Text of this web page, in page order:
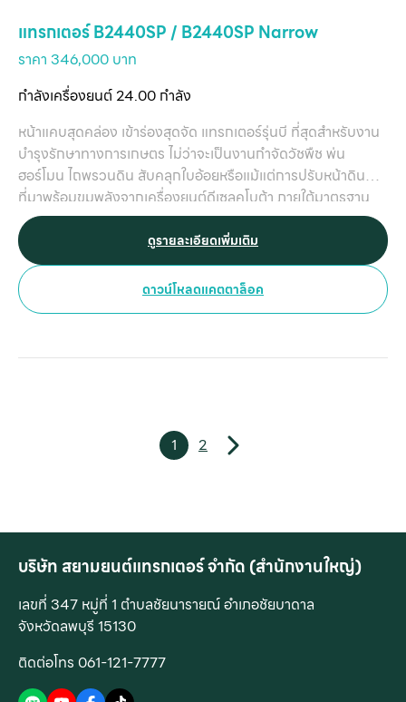
แทรกเตอร์ B2440SP / B2440SP Narrow
ราคา 346,000 บาท
กำลังเครื่องยนต์ 24.00 กำลัง
หน้าแคบสุดคล่อง เข้าร่องสุดจัด แทรกเตอร์รุ่นบี ที่สุดสำหรับงาน
บำรุงรักษาทางการเกษตร ไม่ว่าจะเป็นงานกำจัดวัชพืช พ่น
ฮอร์โมน ไถพรวนดิน สับคลุกใบอ้อยหรือแม้แต่การปรับหน้าดิน
ที่มาพร้อมขุมพลังจากเครื่องยนต์ดีเซลคูโบต้า ภายใต้มาตรฐาน
การใช้งาน เทียบเท่าแทรกเตอร์รุ่นใหญ่ ตอบโจทย์ทุกความ
ต้องการใช้งานสำหรับเกษตรกรไทยโดยเฉพาะ
ดูรายละเอียดเพิ่มเติม
ดาวน์โหลดแคตตาล็อค
1 2
บริษัท สยามยนต์แทรกเตอร์ จำกัด (สำนักงานใหญ่)
เลขที่ 347 หมู่ที่ 1 ตำบลชัยนารายณ์ อำเภอชัยบาดาล
จังหวัดลพบุรี 15130
ติดต่อโทร 061-121-7777